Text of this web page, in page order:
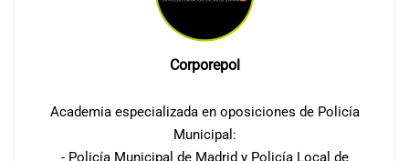
Corporepol
Academia especializada en oposiciones de Policía
Municipal:
- Policía Municipal de Madrid y Policía Local de